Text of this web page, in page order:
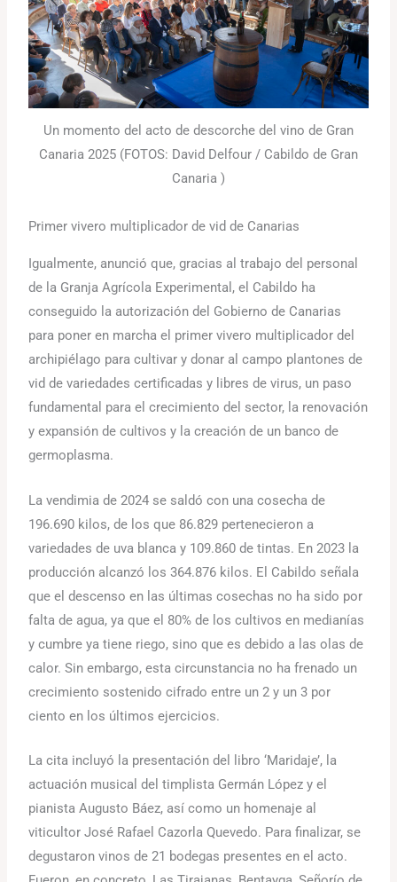
Un momento del acto de descorche del vino de Gran
Canaria 2025 (FOTOS: David Delfour / Cabildo de Gran
Canaria )
Primer vivero multiplicador de vid de Canarias
Igualmente, anunció que, gracias al trabajo del personal
de la Granja Agrícola Experimental, el Cabildo ha
conseguido la autorización del Gobierno de Canarias
para poner en marcha el primer vivero multiplicador del
archipiélago para cultivar y donar al campo plantones de
vid de variedades certificadas y libres de virus, un paso
fundamental para el crecimiento del sector, la renovación
y expansión de cultivos y la creación de un banco de
germoplasma.
La vendimia de 2024 se saldó con una cosecha de
196.690 kilos, de los que 86.829 pertenecieron a
variedades de uva blanca y 109.860 de tintas. En 2023 la
producción alcanzó los 364.876 kilos. El Cabildo señala
que el descenso en las últimas cosechas no ha sido por
falta de agua, ya que el 80% de los cultivos en medianías
y cumbre ya tiene riego, sino que es debido a las olas de
calor. Sin embargo, esta circunstancia no ha frenado un
crecimiento sostenido cifrado entre un 2 y un 3 por
ciento en los últimos ejercicios.
La cita incluyó la presentación del libro ‘Maridaje’, la
actuación musical del timplista Germán López y el
pianista Augusto Báez, así como un homenaje al
viticultor José Rafael Cazorla Quevedo. Para finalizar, se
degustaron vinos de 21 bodegas presentes en el acto.